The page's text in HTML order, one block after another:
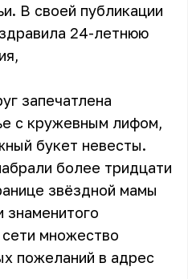
В своей публикации
24-летнюю
запечатлена
с кружевным лифом,
букет невесты.
более тридцати
звёздной мамы
знаменитого
множество
пожеланий в адрес